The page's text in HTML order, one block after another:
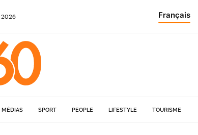
2026 Français
MÉDIAS SPORT PEOPLE LIFESTYLE TOURISME